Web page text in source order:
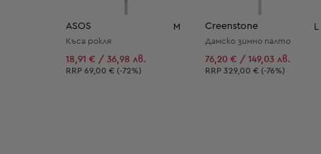
ASOS M
Къса рокля
18,91 € / 36,98 лв.
Препоръчителна цена:
RRP 69,00 € (-72%)
Creenstone L
Дамско зимно палто
76,20 € / 149,03 лв.
Препоръчителна цена:
RRP 329,00 € (-76%)